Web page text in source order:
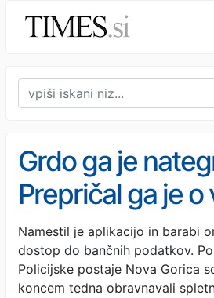
Grdo ga je
Prepričal ga je
dobičku pri
kriptovalutami
Namestil je aplikacijo in barabi
dostop do bančnih podatkov.
Policijske postaje Nova Gorica
koncem tedna obravnavali